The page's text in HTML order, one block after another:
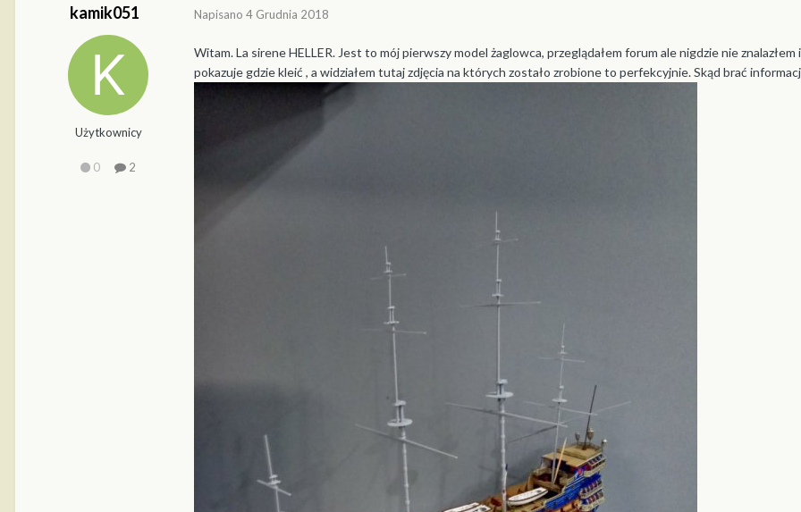
kamik051
Użytkownicy
0 2
Napisano 4 Grudnia 2018
Witam. La sirene HELLER. Jest to mój pierwszy model żaglowca, przeglądałem forum ale nigdzie nie
pokazuje gdzie kleić , a widziałem tutaj zdjęcia na których zostało zrobione to perfekcyjnie. Skąd brać